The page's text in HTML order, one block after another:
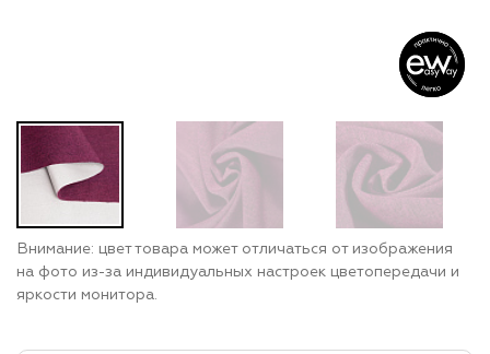
Внимание: цвет товара может отличаться от изображения
на фото из-за индивидуальных настроек цветопередачи и
яркости монитора.